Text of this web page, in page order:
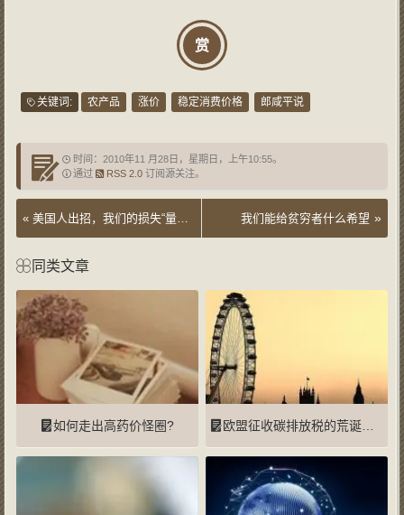
赏
关键词: 农产品 涨价 稳定消费价格 郎咸平说
时间：2010年11 月28日，星期日，上午10:55。
通过
RSS 2.0订阅源关注。
« 美国人出招，我们的损失“量化”“不宽松” 我们能给贫穷者什么希望 »
同类文章
如何走出高药价怪圈? 欧盟征收碳排放税的荒诞理由